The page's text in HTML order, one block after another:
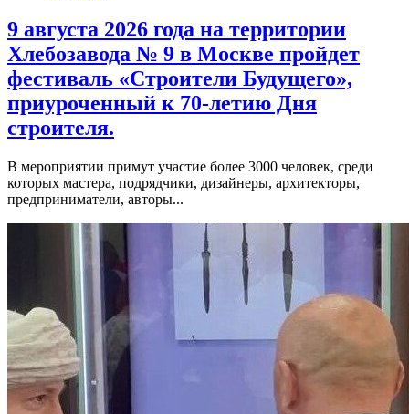
9 августа 2026 года на территории
Хлебозавода № 9 в Москве пройдет
фестиваль «Строители Будущего»,
приуроченный к 70-летию Дня
строителя.
В мероприятии примут участие более 3000 человек, среди
которых мастера, подрядчики, дизайнеры, архитекторы,
предприниматели, авторы...